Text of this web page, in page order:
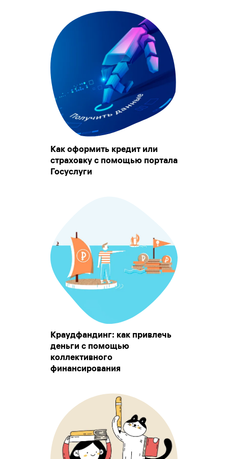
Как оформить кредит или
страховку с помощью портала
Госуслуги
Краудфандинг: как привлечь
деньги с помощью
коллективного
финансирования